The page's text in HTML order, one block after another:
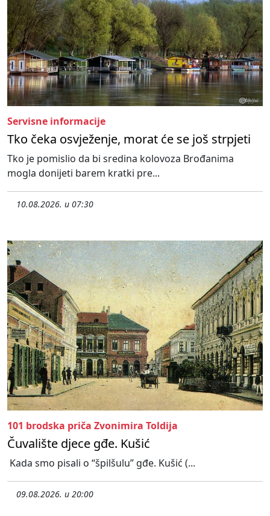
Servisne informacije
Tko čeka osvježenje, morat će se još strpjeti
Tko je pomislio da bi sredina kolovoza Brođanima
mogla donijeti barem kratki pre...
10.08.2026. u 07:30
101 brodska priča Zvonimira Toldija
Čuvalište djece gđe. Kušić
Kada smo pisali o “špilšulu” gđe. Kušić (...
09.08.2026. u 20:00